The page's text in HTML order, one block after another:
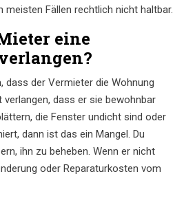
Fällen rechtlich nicht haltbar.
eine
dass der Vermieter die Wohnung
dass er sie bewohnbar
die Fenster undicht sind oder
dann ist das ein Mangel. Du
ihn zu beheben. Wenn er nicht
oder Reparaturkosten vom